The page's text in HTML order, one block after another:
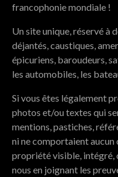
francophonie mondiale !
Un site unique, réservé à
déjantés, caustiques,
épicuriens, baroudeurs,
les automobiles, les
Si vous êtes légalement
photos et/ou textes qui
mentions, pastiches,
ni ne comportaient
propriété visible, intégré,
nous en joignant les